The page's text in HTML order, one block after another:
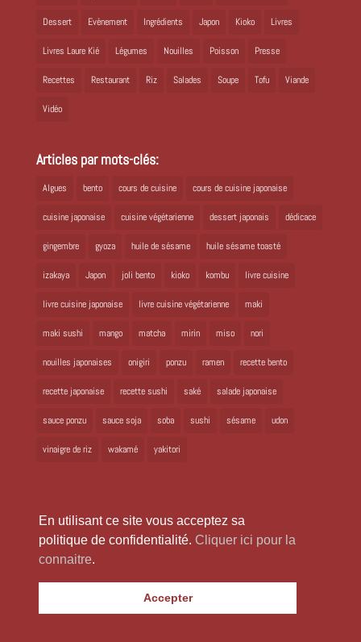
En utilisant ce site vous acceptez sa
politique de confidentialité. Cliquer ici pour la
connaitre.
Accepter
Dessert Evènement Ingrédients Japon Kioko Livres
Livres Laure Kié Légumes Nouilles Poisson Presse
Recettes Restaurant Riz Salades Soupe Tofu Viande
Vidéo
Articles par mots-clés:
Algues bento cours de cuisine cours de cuisine japonaise
cuisine japonaise cuisine végétarienne dessert japonais dédicace
gingembre gyoza huile de sésame huile sésame toasté
izakaya Japon joli bento kioko kombu livre cuisine
livre cuisine japonaise livre cuisine végétarienne maki
maki sushi mango matcha mirin miso nori
nouilles japonaises onigiri ponzu ramen recette bento
recette japonaise recette sushi saké salade japonaise
sauce ponzu sauce soja soba sushi sésame udon
vinaigre de riz wakamé yakitori
Copyright 2024 Laure Kié Tous droits réservés |laurekie@yahoo.fr
Politique de confidentialité